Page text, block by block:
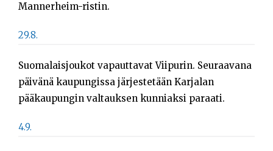
Mannerheim-ristin.
29.8.
Suomalaisjoukot vapauttavat Viipurin. Seuraavana
päivänä kaupungissa järjestetään Karjalan
pääkaupungin valtauksen kunniaksi paraati.
4.9.